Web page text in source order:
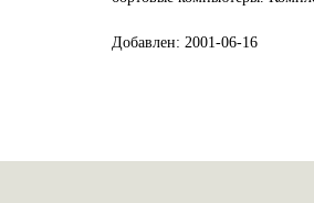
Добавлен: 2001-06-16